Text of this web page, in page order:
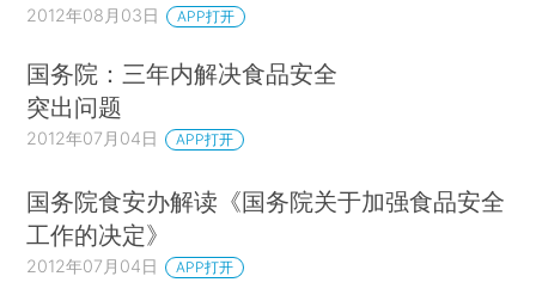
2012年08月03日 APP打开
国务院：三年内解决食品安全
突出问题
2012年07月04日 APP打开
国务院食安办解读《国务院关于加强食品安全
工作的决定》
2012年07月04日 APP打开